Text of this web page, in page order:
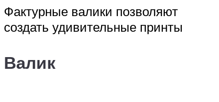
Фактурные валики позволяют
создать удивительные принты
Валик